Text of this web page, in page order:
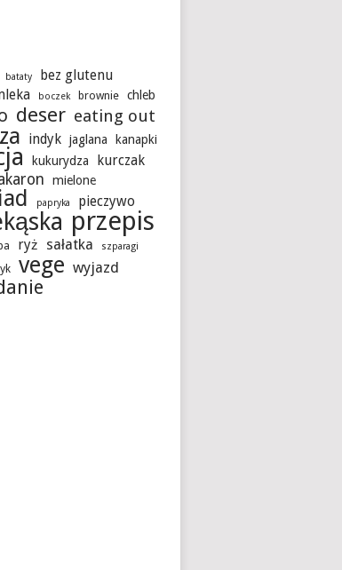
bataty
bez glutenu
boczek brownie chleb
deser eating out
indyk jaglana kanapki
kukurydza kurczak
mielone
papryka pieczywo
przepis
ryż sałatka szparagi
vege wyjazd